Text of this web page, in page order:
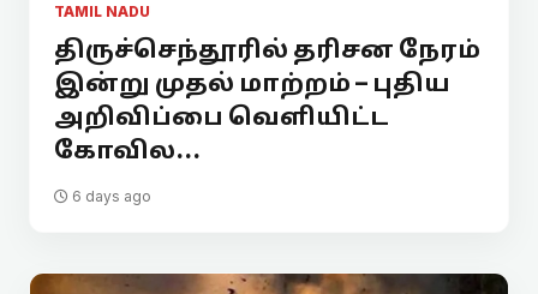
TAMIL NADU
திருச்செந்தூரில் தரிசன நேரம்
இன்று முதல் மாற்றம் – புதிய
அறிவிப்பை வெளியிட்ட
கோவில...
6 days ago